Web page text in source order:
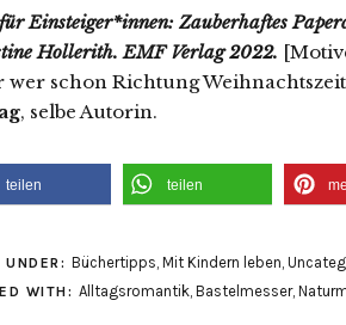
Einsteiger*innen: Zauberhaftes
Hollerith. EMF Verlag 2022.
wer schon Richtung
, selbe Autorin.
teilen teilen
UNDER: Büchertipps, Mit Kindern leben,
WITH: Alltagsromantik, Bastelmesser,